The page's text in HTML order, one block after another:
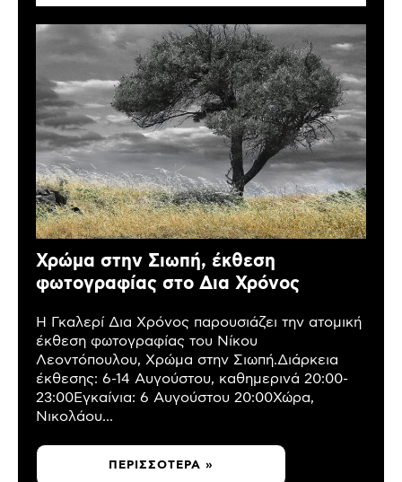
Χρώμα στην Σιωπή, έκθεση
φωτογραφίας στο Δια Χρόνος
Η Γκαλερί Δια Χρόνος παρουσιάζει την ατομική
έκθεση φωτογραφίας του Νίκου
Λεοντόπουλου, Χρώμα στην Σιωπή.Διάρκεια
έκθεσης: 6-14 Αυγούστου, καθημερινά 20:00-
23:00Εγκαίνια: 6 Αυγούστου 20:00Χώρα,
Νικολάου...
ΠΕΡΙΣΣΌΤΕΡΑ »